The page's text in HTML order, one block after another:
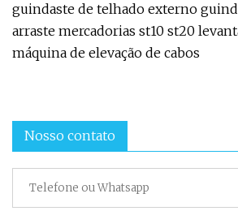
guindaste de telhado externo
arraste mercadorias st10 st20
máquina de elevação de cabos
Nosso contato